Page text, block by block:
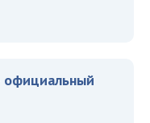
официальный